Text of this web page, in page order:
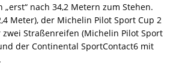
„erst“ nach 34,2 Metern zum Stehen.
Meter), der Michelin Pilot Sport Cup 2
zwei Straßenreifen (Michelin Pilot Sport
der Continental SportContact6 mit